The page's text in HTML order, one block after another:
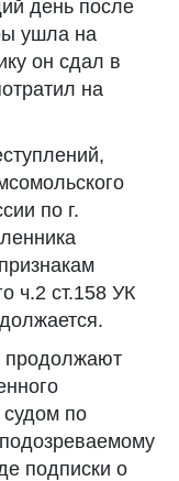
день после
ушла на
он сдал в
на
по г.
ч.2 ст.158 УК
продолжают
по
подписки о